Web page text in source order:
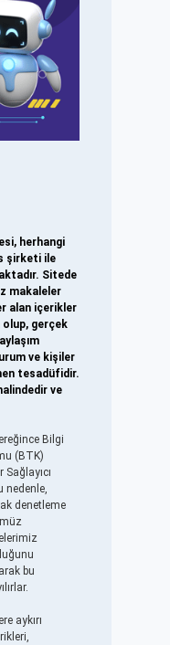
herhangi
şirketi ile
Sitede
makaleler
alan içerikler
gerçek
ve kişiler
tesadüfidir.
ve
Bilgi
(BTK)
nedenle,
denetleme
bu
aykırı